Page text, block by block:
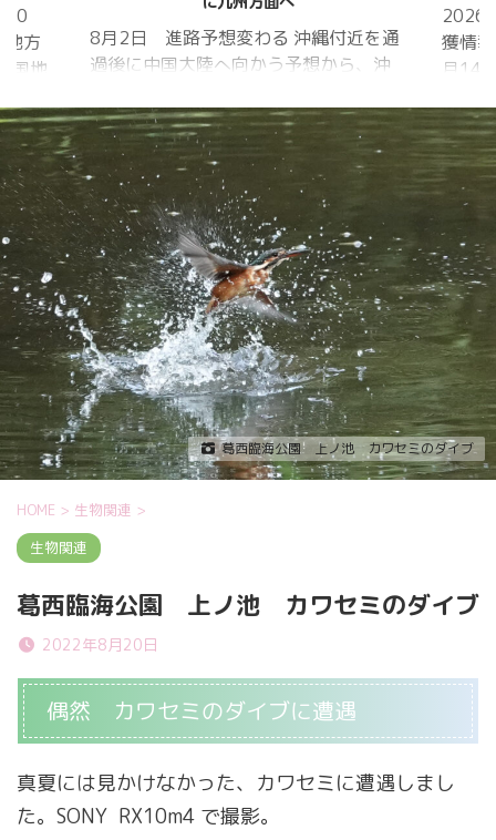
20
方
国地
地
8月2日 進路予想変わる 沖縄付近を通
過後に中国大陸へ向かう予想から、沖
リカ海洋大気
庁
ヨーロッパ中
期予報センター 気象庁 8月31日
6:00 8月30日 5:20 8月1日に南鳥島
近海で猛烈な勢力へ 台風13号は、今
後、海面水温が29度以上の海域を西進
する見込みで、猛烈な勢力になる見込
み。
2026
獲情
月14
低調
か、
はか
ノコ
た。
いる
冬眠
まし
たコ
リー
葛西臨海公園 上ノ池 カワセミのダイブ
HOME > 生物関連 >
生物関連
葛西臨海公園 上ノ池 カワセミのダイブ
2022年8月20日
偶然 カワセミのダイブに遭遇
真夏には見かけなかった、カワセミに遭遇しまし
た。SONY RX10m4 で撮影。